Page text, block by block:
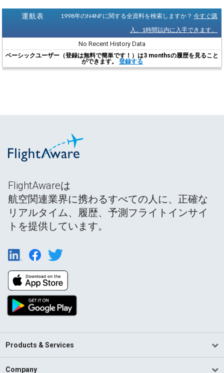
運航表 1998年のN4NFに関する全資料を検索しますか？今すぐ購
入。1時間以内に入手できます。
No Recent History Data
ベーシックユーザー（登録は無料で簡単です！）は3 monthsの履歴を見ること
ができます。 登録する
FlightAwareは
航空関連業界に携わるすべての人に、正確な
リアルタイム、履歴、予測フライトインサイ
トを提供しています。
Products & Services
Company